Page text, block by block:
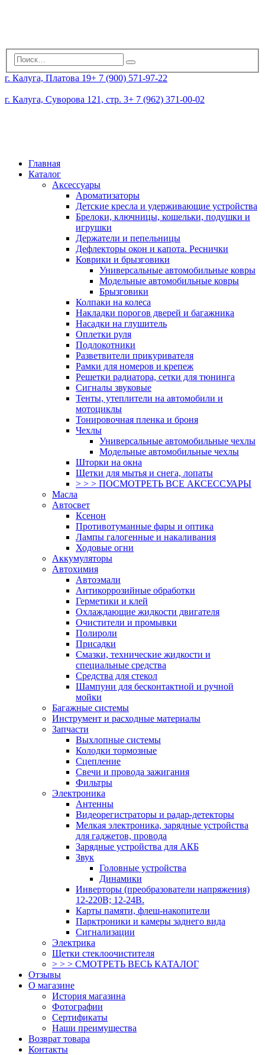
г. Калуга, Платова 19+ 7 (900) 571-97-22
г. Калуга, Суворова 121, стр. 3+ 7 (962) 371-00-02
Главная
Каталог
Аксессуары
Ароматизаторы
Детские кресла и удерживающие устройства
Брелоки, ключницы, кошельки, подушки и
игрушки
Держатели и пепельницы
Дефлекторы окон и капота. Реснички
Коврики и брызговики
Универсальные автомобильные ковры
Модельные автомобильные ковры
Брызговики
Колпаки на колеса
Накладки порогов дверей и багажника
Насадки на глушитель
Оплетки руля
Подлокотники
Разветвители прикуривателя
Рамки для номеров и крепеж
Решетки радиатора, сетки для тюнинга
Сигналы звуковые
Тенты, утеплители на автомобили и
мотоциклы
Тонировочная пленка и броня
Чехлы
Универсальные автомобильные чехлы
Модельные автомобильные чехлы
Шторки на окна
Щетки для мытья и снега, лопаты
> > > ПОСМОТРЕТЬ ВСЕ АКСЕССУАРЫ
Масла
Автосвет
Ксенон
Противотуманные фары и оптика
Лампы галогенные и накаливания
Ходовые огни
Аккумуляторы
Автохимия
Автоэмали
Антикоррозийные обработки
Герметики и клей
Охлаждающие жидкости двигателя
Очистители и промывки
Полироли
Присадки
Смазки, технические жидкости и
специальные средства
Средства для стекол
Шампуни для бесконтактной и ручной
мойки
Багажные системы
Инструмент и расходные материалы
Запчасти
Выхлопные системы
Колодки тормозные
Сцепление
Свечи и провода зажигания
Фильтры
Электроника
Антенны
Видеорегистраторы и радар-детекторы
Мелкая электроника, зарядные устройства
для гаджетов, провода
Зарядные устройства для АКБ
Звук
Головные устройства
Динамики
Инверторы (преобразователи напряжения)
12-220В; 12-24В.
Карты памяти, флеш-накопители
Парктроники и камеры заднего вида
Сигнализации
Электрика
Щетки стеклоочистителя
> > > СМОТРЕТЬ ВЕСЬ КАТАЛОГ
Отзывы
О магазине
История магазина
Фотографии
Сертификаты
Наши преимущества
Возврат товара
Контакты